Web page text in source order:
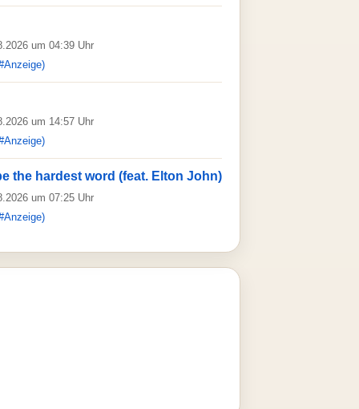
um 04:39 Uhr
um 14:57 Uhr
the hardest word (feat. Elton John)
um 07:25 Uhr